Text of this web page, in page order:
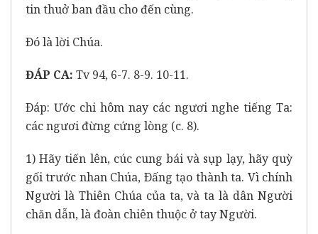
tin thuở ban đầu cho đến cùng.
Ðó là lời Chúa.
ĐÁP CA: Tv 94, 6-7. 8-9. 10-11.
Ðáp: Ước chi hôm nay các ngươi nghe tiếng Ta:
các ngươi đừng cứng lòng (c. 8).
1) Hãy tiến lên, cúc cung bái và sụp lạy, hãy quỳ
gối trước nhan Chúa, Ðấng tạo thành ta. Vì chính
Người là Thiên Chúa của ta, và ta là dân Người
chăn dẫn, là đoàn chiên thuộc ở tay Người.